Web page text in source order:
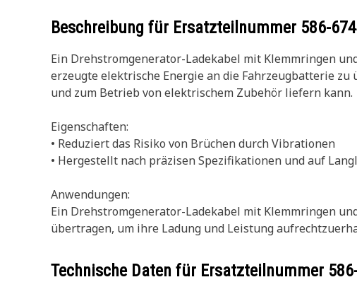
Beschreibung für Ersatzteilnummer 586-
Ein Drehstromgenerator-Ladekabel mit Klemmringen
erzeugte elektrische Energie an die Fahrzeugbatterie
und zum Betrieb von elektrischem Zubehör liefern kann.
Eigenschaften:
• Reduziert das Risiko von Brüchen durch Vibrationen
• Hergestellt nach präzisen Spezifikationen und auf
Anwendungen:
Ein Drehstromgenerator-Ladekabel mit Klemmringen
übertragen, um ihre Ladung und Leistung
Technische Daten für Ersatzteilnummer